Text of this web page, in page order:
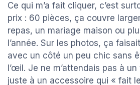
Ce qui m’a fait cliquer, c’est
prix : 60 pièces, ça couvre
repas, un mariage maison ou
l’année. Sur les photos, ça
avec un côté un peu chic sans
l’œil. Je ne m’attendais pas à
juste à un accessoire qui « fait